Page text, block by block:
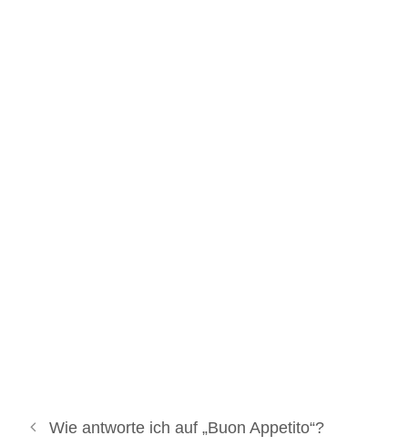
Wie antworte ich auf „Buon Appetito“?